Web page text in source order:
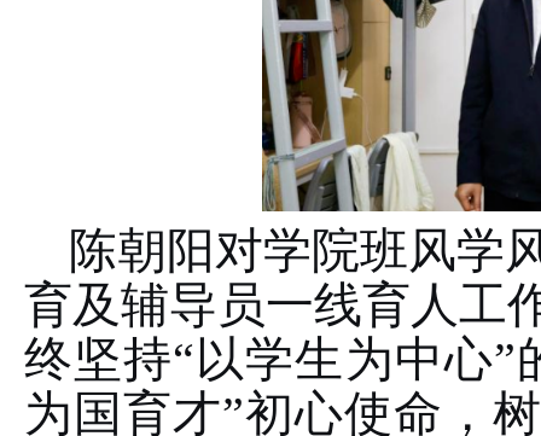
陈朝阳对学院班风学
育及辅导员一线育人工
终坚持“以学生为中心
为国育才”初心使命，